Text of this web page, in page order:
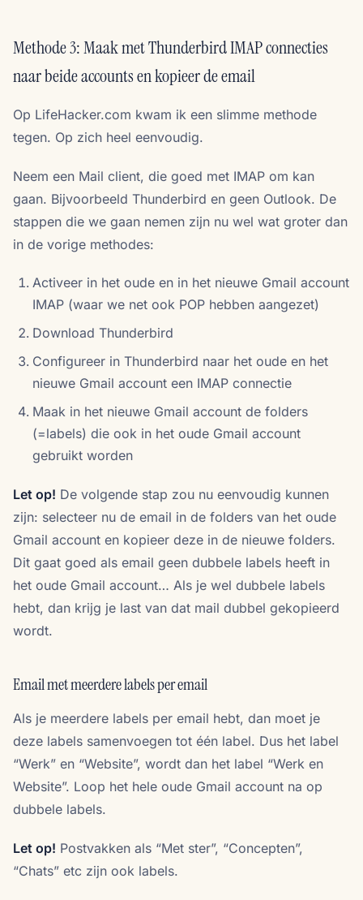
Methode 3: Maak met Thunderbird IMAP connecties
naar beide accounts en kopieer de email
Op LifeHacker.com kwam ik een slimme methode
tegen. Op zich heel eenvoudig.
Neem een Mail client, die goed met IMAP om kan
gaan. Bijvoorbeeld Thunderbird en geen Outlook. De
stappen die we gaan nemen zijn nu wel wat groter dan
in de vorige methodes:
Activeer in het oude en in het nieuwe Gmail account
IMAP (waar we net ook POP hebben aangezet)
Download Thunderbird
Configureer in Thunderbird naar het oude en het
nieuwe Gmail account een IMAP connectie
Maak in het nieuwe Gmail account de folders
(=labels) die ook in het oude Gmail account
gebruikt worden
Let op! De volgende stap zou nu eenvoudig kunnen
zijn: selecteer nu de email in de folders van het oude
Gmail account en kopieer deze in de nieuwe folders.
Dit gaat goed als email geen dubbele labels heeft in
het oude Gmail account… Als je wel dubbele labels
hebt, dan krijg je last van dat mail dubbel gekopieerd
wordt.
Email met meerdere labels per email
Als je meerdere labels per email hebt, dan moet je
deze labels samenvoegen tot één label. Dus het label
“Werk” en “Website”, wordt dan het label “Werk en
Website”. Loop het hele oude Gmail account na op
dubbele labels.
Let op! Postvakken als “Met ster”, “Concepten”,
“Chats” etc zijn ook labels.